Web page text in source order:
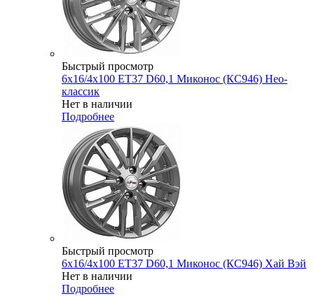
Быстрый просмотр
6x16/4x100 ET37 D60,1 Миконос (КС946) Нео-
классик
Нет в наличии
Подробнее
Быстрый просмотр
6x16/4x100 ET37 D60,1 Миконос (КС946) Хай Вэй
Нет в наличии
Подробнее